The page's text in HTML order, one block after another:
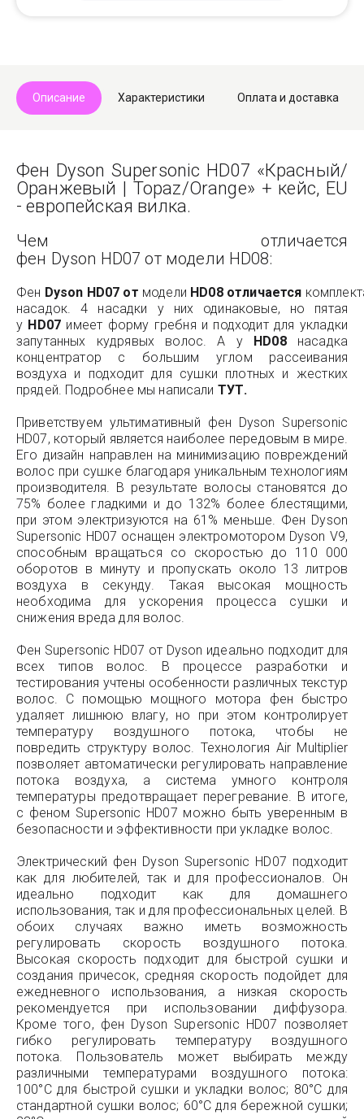
Описание Характеристики Оплата и доставка
Фен Dyson Supersonic HD07 «Красный/
Оранжевый | Topaz/Orange» + кейс, EU
- европейская вилка.
Чем отличается
фен Dyson HD07 от модели HD08:
Фен Dyson HD07 от модели HD08 отличается
насадок. 4 насадки у них одинаковые, но пятая
у HD07 имеет форму гребня и подходит для укладки
запутанных кудрявых волос. А у HD08насадка
концентратор с большим углом рассеивания
воздуха и подходит для сушки плотных и жестких
прядей. Подробнее мы написали ТУТ.
Приветствуем ультимативный фен Dyson Supersonic
HD07, который является наиболее передовым в мире.
Его дизайн направлен на минимизацию повреждений
волос при сушке благодаря уникальным технологиям
производителя. В результате волосы становятся до
75% более гладкими и до 132% более блестящими,
при этом электризуются на 61% меньше. Фен Dyson
Supersonic HD07 оснащен электромотором Dyson V9,
способным вращаться со скоростью до 110 000
оборотов в минуту и пропускать около 13 литров
воздуха в секунду. Такая высокая мощность
необходима для ускорения процесса сушки и
снижения вреда для волос.
Фен Supersonic HD07 от Dyson идеально подходит для
всех типов волос. В процессе разработки и
тестирования учтены особенности различных текстур
волос. С помощью мощного мотора фен быстро
удаляет лишнюю влагу, но при этом контролирует
температуру воздушного потока, чтобы не
повредить структуру волос. Технология Air Multiplier
позволяет автоматически регулировать направление
потока воздуха, а система умного контроля
температуры предотвращает перегревание. В итоге,
с феном Supersonic HD07 можно быть уверенным в
безопасности и эффективности при укладке волос.
Электрический фен Dyson Supersonic HD07 подходит
как для любителей, так и для профессионалов. Он
идеально подходит как для домашнего
использования, так и для профессиональных целей. В
обоих случаях важно иметь возможность
регулировать скорость воздушного потока.
Высокая скорость подходит для быстрой сушки и
создания причесок, средняя скорость подойдет для
ежедневного использования, а низкая скорость
рекомендуется при использовании диффузора.
Кроме того, фен Dyson Supersonic HD07 позволяет
гибко регулировать температуру воздушного
потока. Пользователь может выбирать между
различными температурами воздушного потока:
100°C для быстрой сушки и укладки волос; 80°C для
стандартной сушки волос; 60°C для бережной сушки;